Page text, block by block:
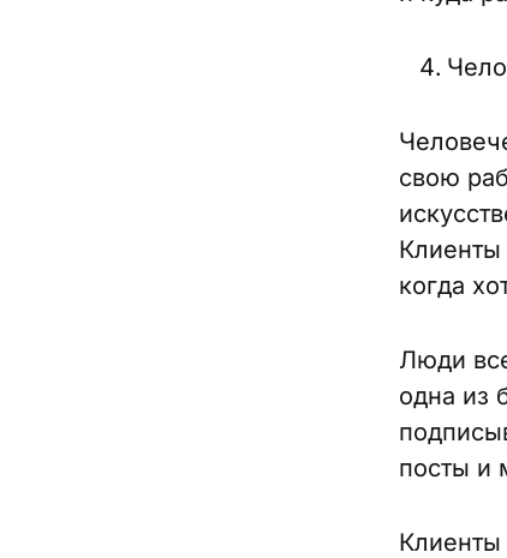
свою
Клиенты
когда
Люди
одна из
посты и
Клиенты